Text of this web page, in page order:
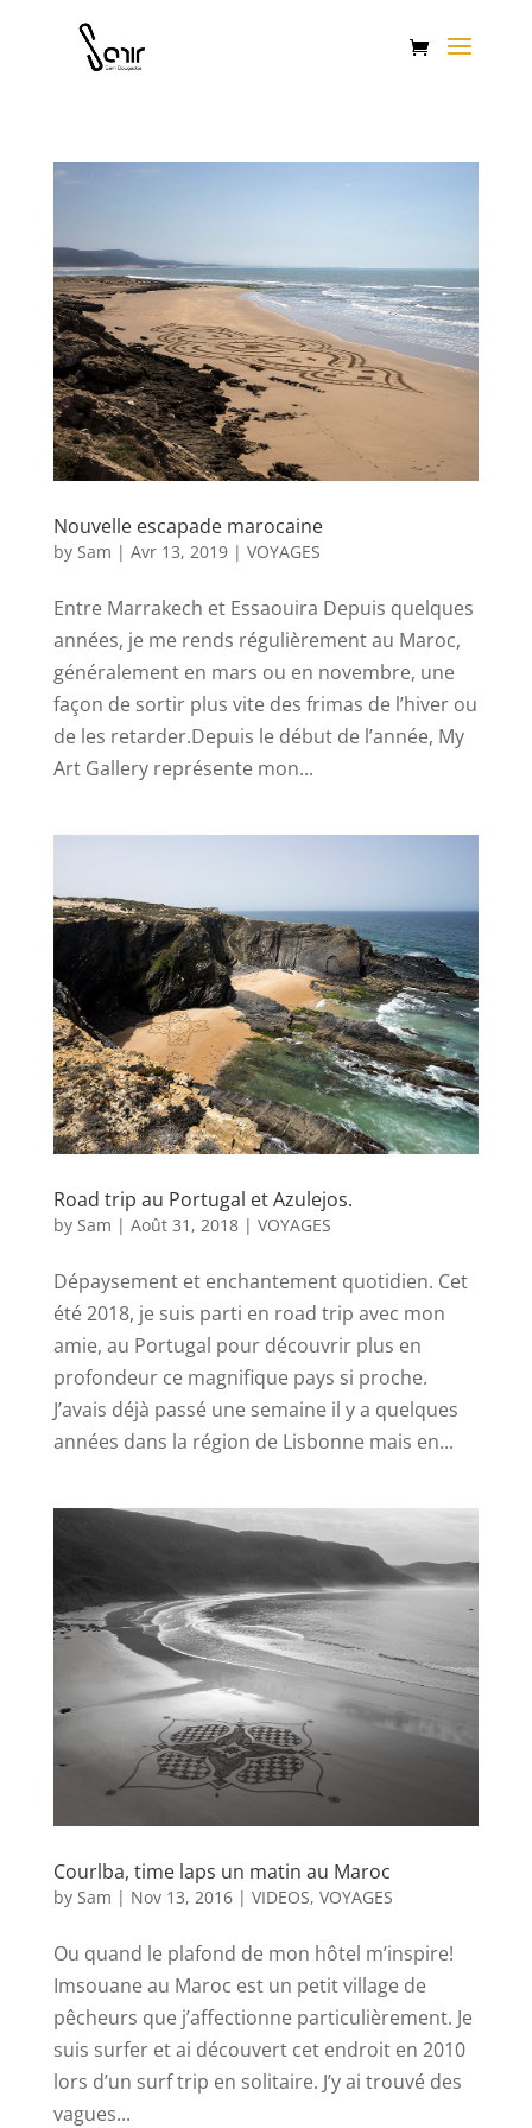
Nouvelle escapade marocaine
by Sam | Avr 13, 2019| VOYAGES
Entre Marrakech et Essaouira Depuis quelques
années, je me rends régulièrement au Maroc,
généralement en mars ou en novembre, une
façon de sortir plus vite des frimas de l’hiver ou
de les retarder.Depuis le début de l’année, My
Art Gallery représente mon...
Road trip au Portugal et Azulejos.
by Sam | Août 31, 2018| VOYAGES
Dépaysement et enchantement quotidien. Cet
été 2018, je suis parti en road trip avec mon
amie, au Portugal pour découvrir plus en
profondeur ce magnifique pays si proche.
J’avais déjà passé une semaine il y a quelques
années dans la région de Lisbonne mais en...
Courlba, time laps un matin au Maroc
by Sam | Nov 13, 2016| VIDEOS, VOYAGES
Ou quand le plafond de mon hôtel m’inspire!
Imsouane au Maroc est un petit village de
pêcheurs que j’affectionne particulièrement. Je
suis surfer et ai découvert cet endroit en 2010
lors d’un surf trip en solitaire. J’y ai trouvé des
vagues...